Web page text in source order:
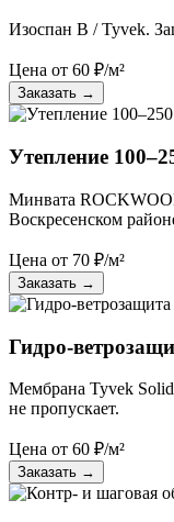
Изоспан B / Tyvek.
Цена от 60 ₽/м²
Заказать →
Утепление
Минвата
Воскресенском
Цена от 70 ₽/м²
Заказать →
Гидро-
Мембрана Tyvek
не пропускает.
Цена от 60 ₽/м²
Заказать →